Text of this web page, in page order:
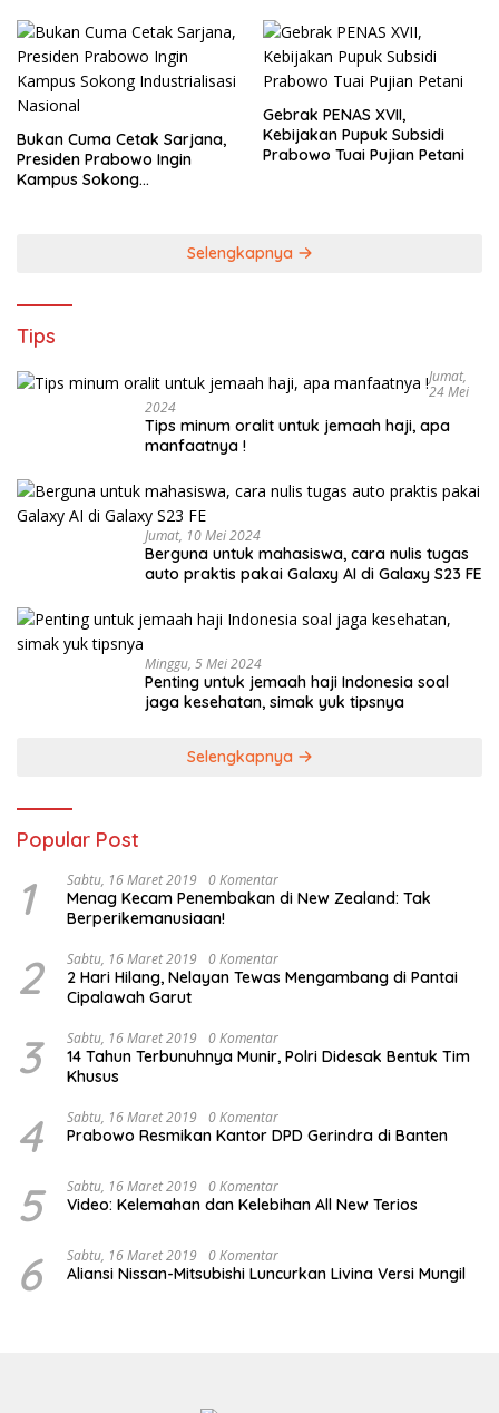
Bukan Cuma Cetak Sarjana,
Presiden Prabowo Ingin
Kampus Sokong
Gebrak PENAS XVII,
Kebijakan Pupuk Subsidi
Prabowo Tuai Pujian Petani
Selengkapnya
Tips
Jumat,
24 Mei
2024
Tips minum oralit untuk jemaah haji, apa
manfaatnya !
Jumat, 10 Mei 2024
Berguna untuk mahasiswa, cara nulis tugas
auto praktis pakai Galaxy AI di Galaxy S23 FE
Minggu, 5 Mei 2024
Penting untuk jemaah haji Indonesia soal
jaga kesehatan, simak yuk tipsnya
Selengkapnya
Popular Post
1 Sabtu, 16 Maret 2019 0 Komentar
Menag Kecam Penembakan di New Zealand: Tak
Berperikemanusiaan!
2 Sabtu, 16 Maret 2019 0 Komentar
2 Hari Hilang, Nelayan Tewas Mengambang di Pantai
Cipalawah Garut
3 Sabtu, 16 Maret 2019 0 Komentar
14 Tahun Terbunuhnya Munir, Polri Didesak Bentuk Tim
Khusus
4 Sabtu, 16 Maret 2019 0 Komentar
Prabowo Resmikan Kantor DPD Gerindra di Banten
5 Sabtu, 16 Maret 2019 0 Komentar
Video: Kelemahan dan Kelebihan All New Terios
6 Sabtu, 16 Maret 2019 0 Komentar
Aliansi Nissan-Mitsubishi Luncurkan Livina Versi Mungil